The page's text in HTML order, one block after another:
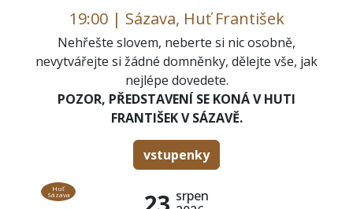
19:00 | Sázava, Huť František
Nehřešte slovem, neberte si nic osobně,
nevytvářejte si žádné domněnky, dělejte vše, jak
nejlépe dovedete.
POZOR, PŘEDSTAVENÍ SE KONÁ V HUTI
FRANTIŠEK V SÁZAVĚ.
vstupenky
srpen
Huť
Sázava